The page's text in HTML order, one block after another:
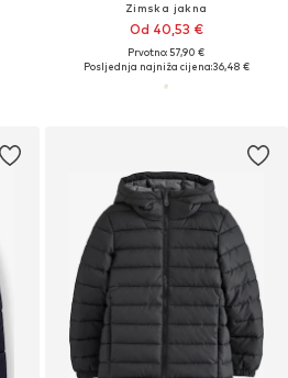
Zimska jakna
Od 40,53 €
Prvotno: 57,90 €
Posljednja najniža cijena:36,48 €